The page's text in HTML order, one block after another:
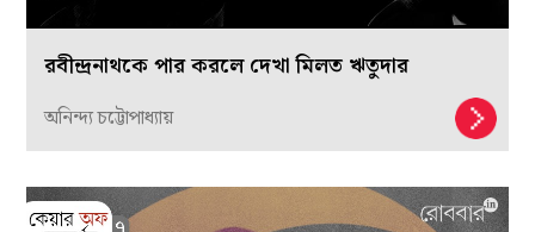
রবীন্দ্রনাথকে পার করলে দেখা মিলত ঋতুদার
অনিন্দ্য চট্টোপাধ্যায়